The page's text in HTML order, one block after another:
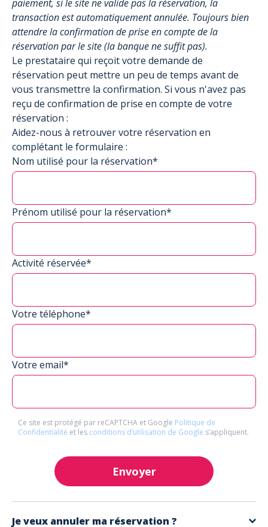
paiement, si le site ne valide pas la réservation, la
transaction est automatiquement annulée. Toujours bien
attendre la confirmation de prise en compte de la
réservation par le site (la banque ne suffit pas).
Le prestataire qui reçoit votre demande de
réservation peut mettre un peu de temps avant de
vous transmettre la confirmation. Si vous n'avez pas
reçu de confirmation de prise en compte de votre
réservation :
Aidez-nous à retrouver votre réservation en
complétant le formulaire :
Nom utilisé pour la réservation*
Prénom utilisé pour la réservation*
Activité réservée*
Votre téléphone*
Votre email*
Ce site est protégé par reCAPTCHA et Google Politique de
Confidentialité et les conditions d’utilisation de Google s’appliquent.
Envoyer
Je veux annuler ma réservation ?